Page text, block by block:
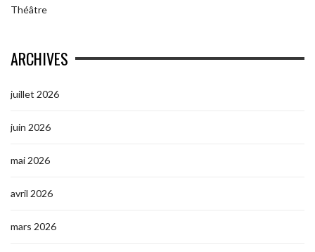
Théâtre
ARCHIVES
juillet 2026
juin 2026
mai 2026
avril 2026
mars 2026